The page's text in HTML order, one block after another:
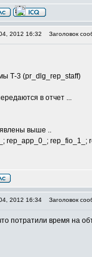
2012 16:32 Заголовок
Т-3 (pr_dlg_rep_staff)
в отчет ...
выше ..
rep_app_0_; rep_fio_1_;
2012 16:34 Заголовок
потратили время на